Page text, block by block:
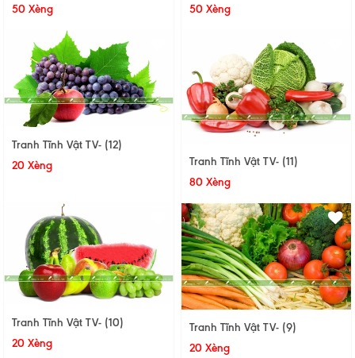
50 Xèng
50 Xèng
Tranh Tĩnh Vật TV- (12)
20 Xèng
Tranh Tĩnh Vật TV- (11)
80 Xèng
Tranh Tĩnh Vật TV- (10)
20 Xèng
Tranh Tĩnh Vật TV- (9)
20 Xèng